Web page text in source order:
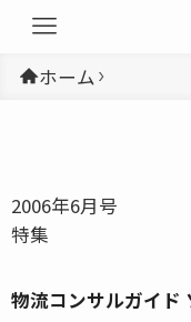
ホーム
2006年6月号
特集
物流コンサルガイド